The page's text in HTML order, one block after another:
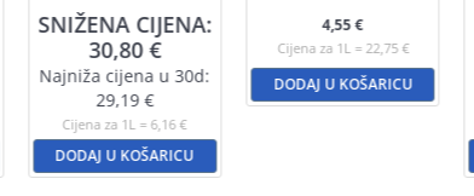
SNIŽENA CIJENA:
30,80€
Najniža cijena u 30d:
29,19€
Cijena za 1L = 6,16 €
DODAJ U KOŠARICU
4,55€
Cijena za 1L = 22,75 €
DODAJ U KOŠARICU